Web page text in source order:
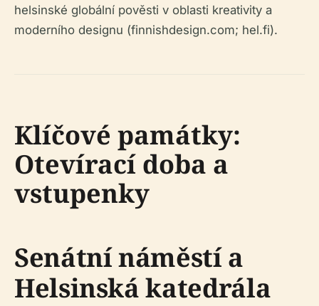
helsinské globální pověsti v oblasti kreativity a
moderního designu (finnishdesign.com; hel.fi).
Klíčové památky:
Otevírací doba a
vstupenky
Senátní náměstí a
Helsinská katedrála